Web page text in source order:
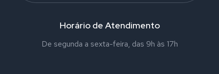
Horário de Atendimento
De segunda a sexta-feira, das 9h às 17h